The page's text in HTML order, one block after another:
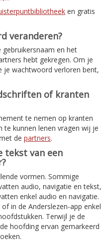
en gratis
veranderen?
gebruikersnaam en het
hebt gekregen. Om je
je wachtwoord verloren bent,
of kranten
te nemen op kranten
kunnen lenen vragen wij je
de partners.
tekst van een
vormen. Sommige
audio, navigatie en tekst,
enkel audio en navigatie.
in de Anderslezen-app enkel
Terwijl je de
hoofding ervan gemarkeerd